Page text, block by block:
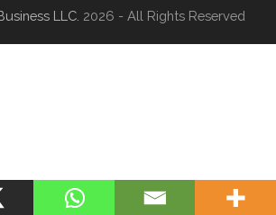
LLC. 2026 - All Rights Reserved